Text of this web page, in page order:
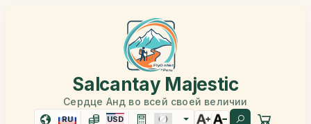
Salcantay Majestic
Сердце Анд во всей своей величии
RU USD